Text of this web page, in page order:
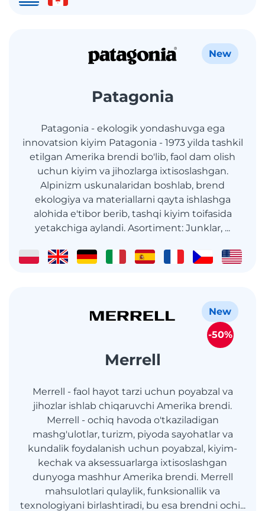
Patagonia
Patagonia - ekologik yondashuvga ega
innovatsion kiyim Patagonia - 1973 yilda tashkil
etilgan Amerika brendi bo'lib, faol dam olish
uchun kiyim va jihozlarga ixtisoslashgan.
Alpinizm uskunalaridan boshlab, brend
ekologiya va materiallarni qayta ishlashga
alohida e'tibor berib, tashqi kiyim toifasida
yetakchiga aylandi. Asortiment: Junklar, ...
New
Merrell
Merrell - faol hayot tarzi uchun poyabzal va
jihozlar ishlab chiqaruvchi Amerika brendi.
Merrell - ochiq havoda o'tkaziladigan
mashg'ulotlar, turizm, piyoda sayohatlar va
kundalik foydalanish uchun poyabzal, kiyim-
kechak va aksessuarlarga ixtisoslashgan
dunyoga mashhur Amerika brendi. Merrell
mahsulotlari qulaylik, funksionallik va
texnologiyani birlashtiradi, bu esa brendni ochi...
New
-50%